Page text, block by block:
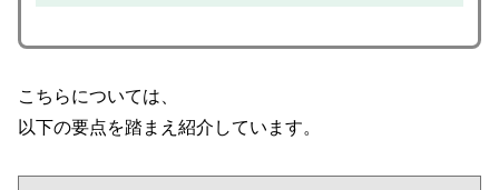
こちらについては、
以下の要点を踏まえ紹介しています。